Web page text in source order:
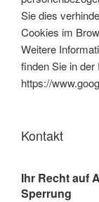
Sie dies
Cookies im
Weitere
finden Sie in
https://
Kontakt
Ihr Recht auf
Sperrung